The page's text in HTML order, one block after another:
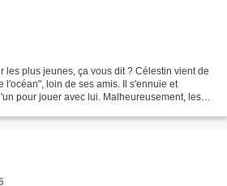
les plus jeunes, ça vous dit ? Célestin vient de
l'océan", loin de ses amis. Il s'ennuie et
pour jouer avec lui. Malheureusement, les